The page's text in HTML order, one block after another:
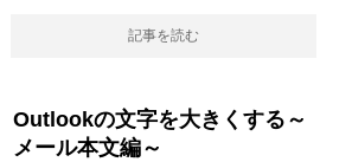
記事を読む
Outlookの文字を大きくする～
メール本文編～